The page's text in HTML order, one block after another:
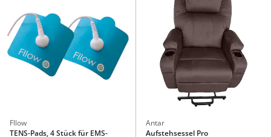
Fllow
TENS-Pads, 4 Stück für EMS-
Antar
Aufstehsessel Pro